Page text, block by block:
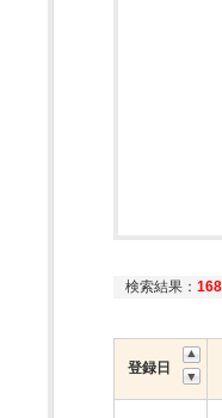
検索結果：
登録日